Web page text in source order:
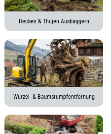
Hecken & Thujen Ausbaggern
Wurzel- & Baumstumpfentfernung